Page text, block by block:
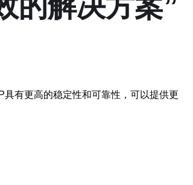
有更高的稳定性和可靠性，可以提供更